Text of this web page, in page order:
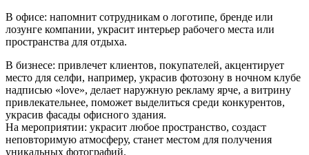
В офисе: напомнит сотрудникам о логотипе, бренде или
лозунге компании, украсит интерьер рабочего места или
пространства для отдыха.
В бизнесе: привлечет клиентов, покупателей, акцентирует
место для селфи, например, украсив фотозону в ночном клубе
надписью «love», делает наружную рекламу ярче, а витрину
привлекательнее, поможет выделиться среди конкурентов,
украсив фасады офисного здания.
На мероприятии: украсит любое пространство, создаст
неповторимую атмосферу, станет местом для получения
уникальных фотографий.